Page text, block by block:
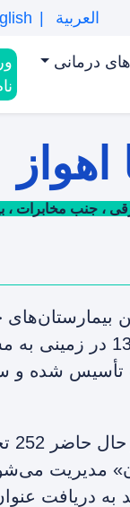
العربية
درمانی
شرقی اهواز می‌باشد که سال 1348
مدیریت
به دریافت